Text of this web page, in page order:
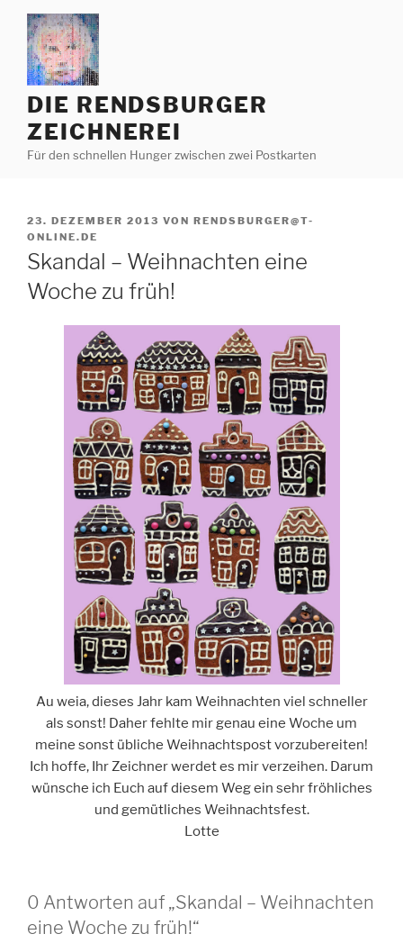
Zum
Inhalt
springen
DIE RENDSBURGER
ZEICHNEREI
Für den schnellen Hunger zwischen zwei Postkarten
VERÖFFENTLICHT
AM
23. DEZEMBER 2013 VON RENDSBURGER@T-
ONLINE.DE
Skandal – Weihnachten eine
Woche zu früh!
Au weia, dieses Jahr kam Weihnachten viel schneller
als sonst! Daher fehlte mir genau eine Woche um
meine sonst übliche Weihnachtspost vorzubereiten!
Ich hoffe, Ihr Zeichner werdet es mir verzeihen. Darum
wünsche ich Euch auf diesem Weg ein sehr fröhliches
und gemütliches Weihnachtsfest.
Lotte
0 Antworten auf „Skandal – Weihnachten
eine Woche zu früh!“